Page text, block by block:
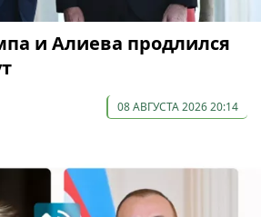
и Алиева продлился
08 АВГУСТА 2026 20:14